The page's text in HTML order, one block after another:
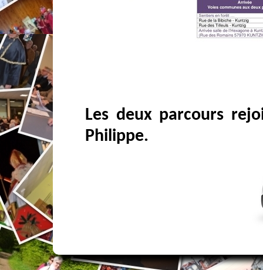
Les deux parcours
Philippe.